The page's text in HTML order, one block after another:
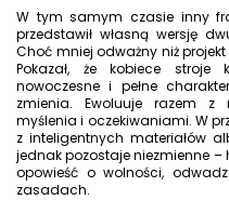
W tym samym czasie inny
przedstawił własną wersję
Choć mniej odważny niż
Pokazał, że kobiece stroje
nowoczesne i pełne
zmienia. Ewoluuje razem z
myślenia i oczekiwaniami. W
z inteligentnych materiałów
jednak pozostaje niezmienne –
opowieść o wolności,
zasadach.